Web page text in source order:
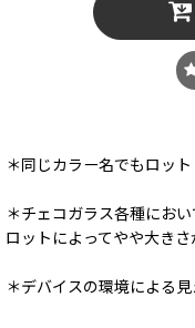
＊同じカラー名でもロッ
＊チェコガラス各種にお
ロットによってやや大き
＊デバイスの環境による